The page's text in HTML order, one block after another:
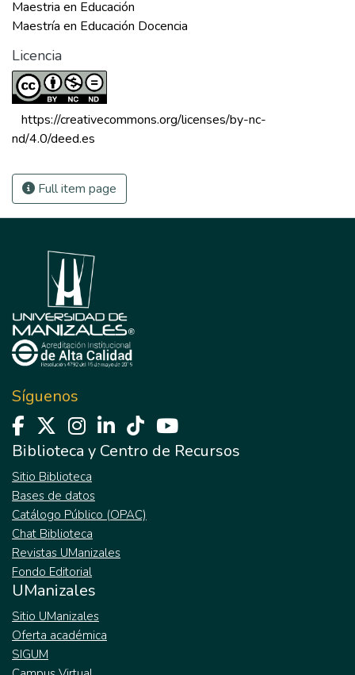
Maestria en Educación
Maestría en Educación Docencia
Licencia
https://creativecommons.org/licenses/by-nc-
nd/4.0/deed.es
Full item page
Síguenos
Biblioteca y Centro de Recursos
Sitio Biblioteca
Bases de datos
Catálogo Público (OPAC)
Chat Biblioteca
Revistas UManizales
Fondo Editorial
UManizales
Sitio UManizales
Oferta académica
SIGUM